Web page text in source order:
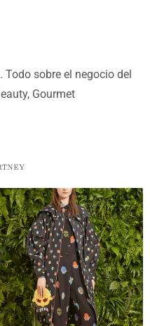
sobre el negocio del
Gourmet